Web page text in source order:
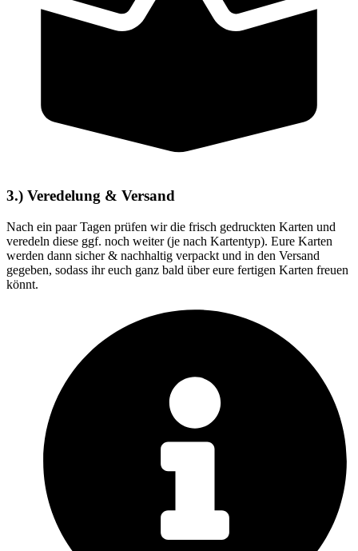
3.) Veredelung & Versand
Nach ein paar Tagen prüfen wir die frisch gedruckten Karten und
veredeln diese ggf. noch weiter (je nach Kartentyp). Eure Karten
werden dann sicher & nachhaltig verpackt und in den Versand
gegeben, sodass ihr euch ganz bald über eure fertigen Karten freuen
könnt.